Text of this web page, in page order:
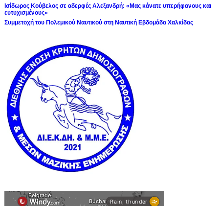
Ισίδωρος Κούβελος σε αδερφές Αλεξανδρή: «Μας κάνατε υπερήφανους και
ευτυχισμένους»
Συμμετοχή του Πολεμικού Ναυτικού στη Ναυτική Εβδομάδα Χαλκίδας